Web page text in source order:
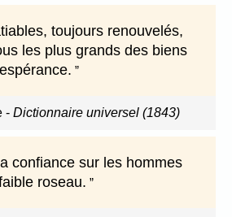
toujours renouvelés,
les plus grands des biens
- Dictionnaire universel (1843)
confiance sur les hommes
roseau.